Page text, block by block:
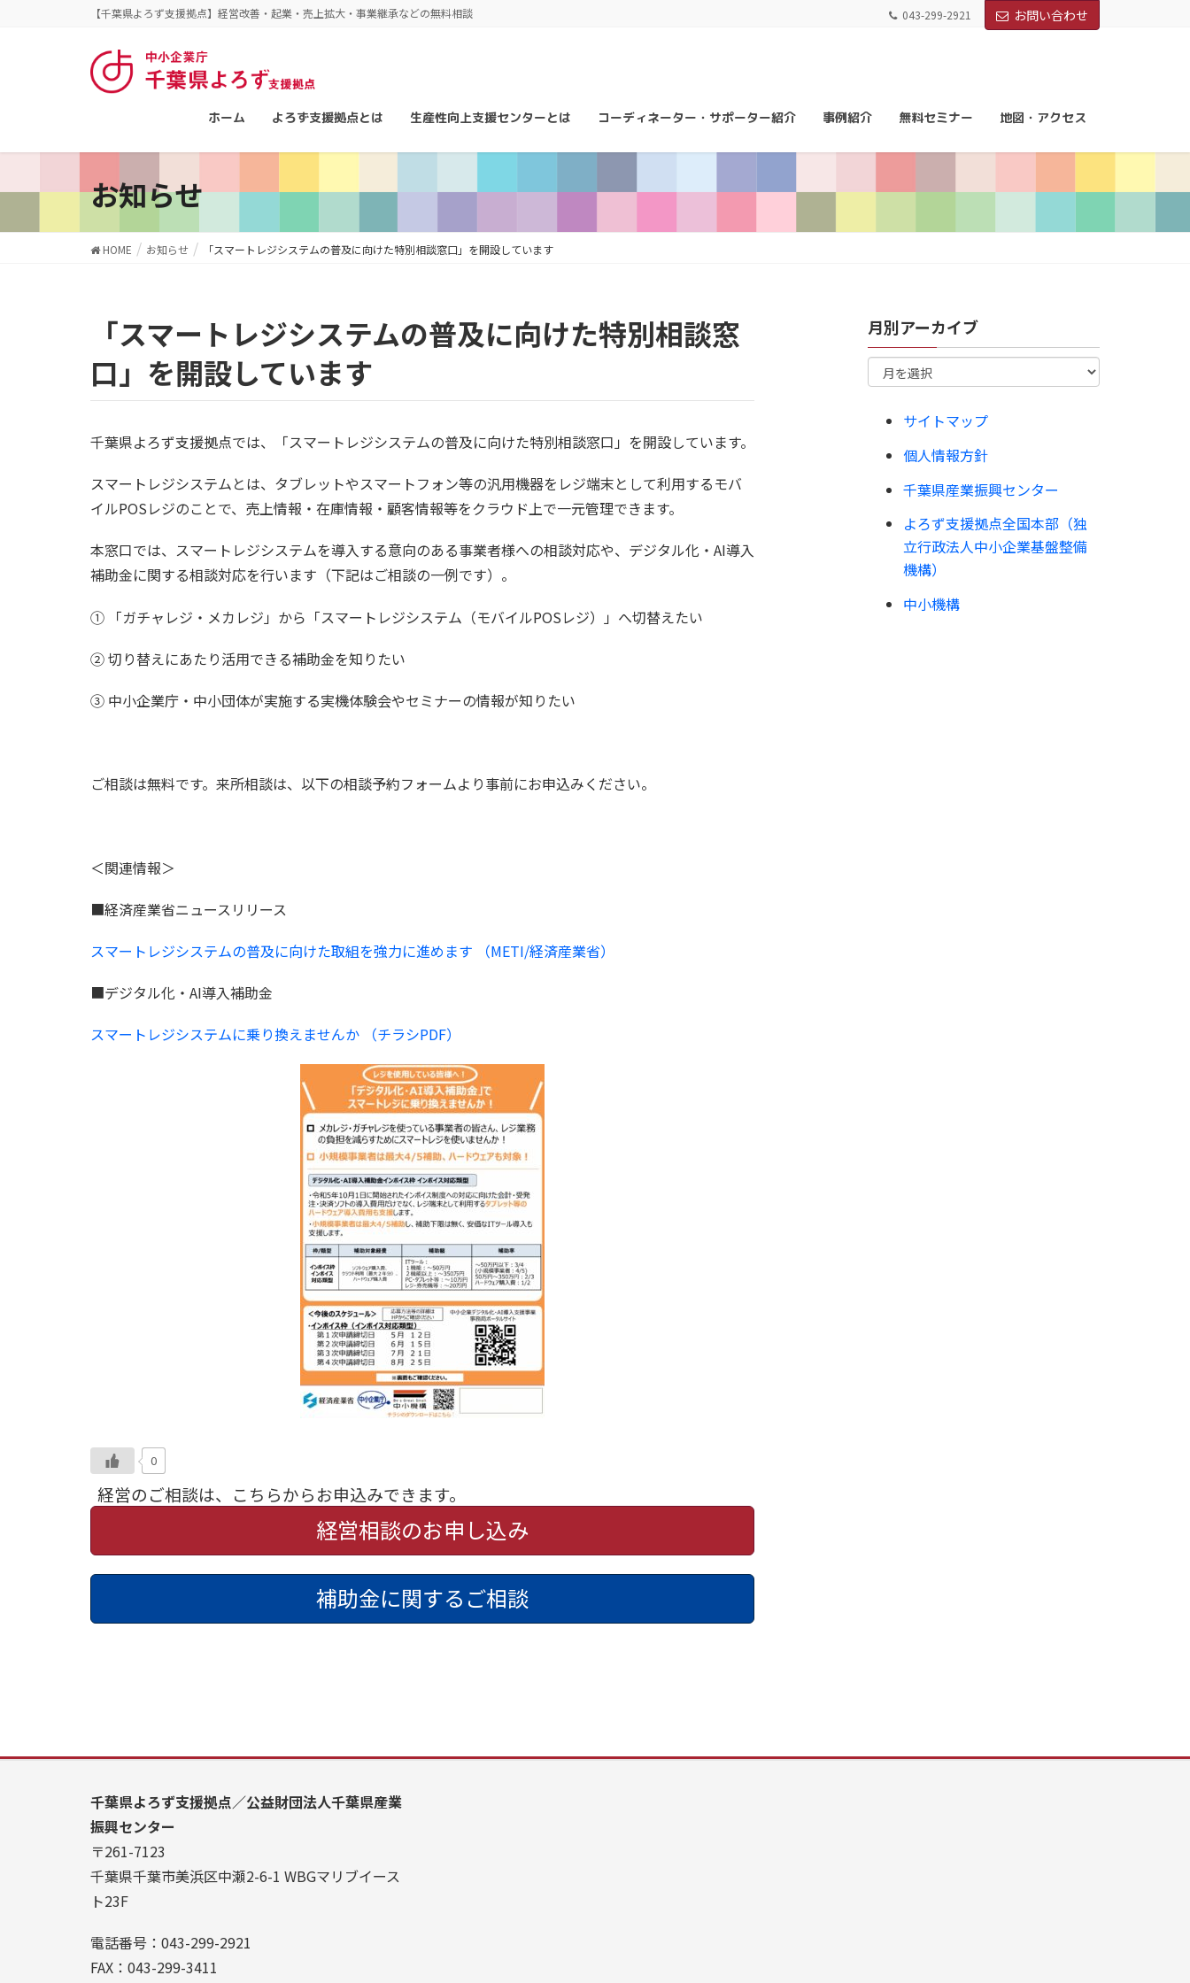
【千葉県よろず支援拠点】経営改善・起業・売上拡大・事業継承などの無料相談 043-299-2921 お問い合わせ
ホーム よろず支援拠点とは 生産性向上支援センターとは コーディネーター・サポーター紹介 事例紹介 無料セミナー 地図・アクセス
お知らせ
HOME お知らせ 「スマートレジシステムの普及に向けた特別相談窓口」を開設しています
「スマートレジシステムの普及に向けた特別相談窓
口」を開設しています
千葉県よろず支援拠点では、「スマートレジシステムの普及に向けた特別相談窓口」を開設しています。
スマートレジシステムとは、タブレットやスマートフォン等の汎用機器をレジ端末として利用するモバ
イルPOSレジのことで、売上情報・在庫情報・顧客情報等をクラウド上で一元管理できます。
本窓口では、スマートレジシステムを導入する意向のある事業者様への相談対応や、デジタル化・AI導入
補助金に関する相談対応を行います（下記はご相談の一例です）。
① 「ガチャレジ・メカレジ」から「スマートレジシステム（モバイルPOSレジ）」へ切替えたい
② 切り替えにあたり活用できる補助金を知りたい
③ 中小企業庁・中小団体が実施する実機体験会やセミナーの情報が知りたい
ご相談は無料です。来所相談は、以下の相談予約フォームより事前にお申込みください。
＜関連情報＞
■経済産業省ニュースリリース
スマートレジシステムの普及に向けた取組を強力に進めます （METI/経済産業省）
■デジタル化・AI導入補助金
スマートレジシステムに乗り換えませんか （チラシPDF）
0
経営のご相談は、こちらからお申込みできます。
経営相談のお申し込み
補助金に関するご相談
月別アーカイブ
サイトマップ
個人情報方針
千葉県産業振興センター
よろず支援拠点全国本部（独
立行政法人中小企業基盤整備
機構）
中小機構
千葉県よろず支援拠点／公益財団法人千葉県産業
振興センター
〒261-7123
千葉県千葉市美浜区中瀬2-6-1 WBGマリブイース
ト23F
電話番号：043-299-2921
FAX：043-299-3411